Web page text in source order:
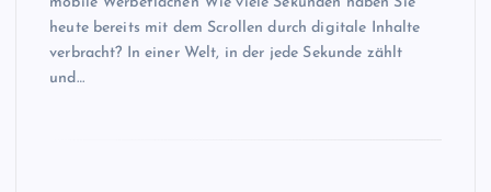
heute bereits mit dem Scrollen durch digitale Inhalte
verbracht? In einer Welt, in der jede Sekunde zählt
und…